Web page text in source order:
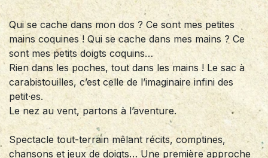
Qui se cache dans mon dos ? Ce sont mes petites
mains coquines ! Qui se cache dans mes mains ? Ce
sont mes petits doigts coquins…
Rien dans les poches, tout dans les mains ! Le sac à
carabistouilles, c’est celle de l’imaginaire infini des
petit·es.
Le nez au vent, partons à l’aventure.
Spectacle tout-terrain mêlant récits, comptines,
chansons et jeux de doigts… Une première approche